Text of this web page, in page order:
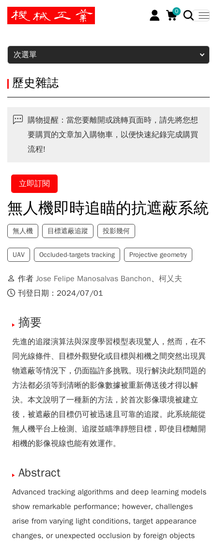
0
暫停
次選單
歷史雜誌
購物提醒：當您要離開或跳轉頁面時，請先將您想
要購買的文章加入購物車，以便快速紀錄完成購買
流程!
立即訂閱
無人機即時追瞄的抗遮蔽系統
無人機 目標遮蔽追蹤 投影幾何
UAV Occluded-targets tracking Projective geometry
作者 Jose Felipe Manosalvas Banchon、 柯乂夫
刊登日期：2024/07/01
摘要
先進的追蹤演算法與深度學習模型表現驚人，然而，在不
同光線條件、目標外觀變化或目標與相機之間突然出現異
物遮蔽等情況下，仍面臨許多挑戰。現行解決此類問題的
方法都必須等到清晰的影像數據被重新傳送後才得以解
決。本文說明了一種新的方法，於首次影像環境被建立
後，被遮蔽的目標仍可被迅速且可靠的追蹤。此系統能從
無人機平台上檢測、追蹤並瞄準靜態目標，即使目標離開
相機的影像視線也能有效運作。
Abstract
Advanced tracking algorithms and deep learning models
show remarkable performance; however, challenges
arise from varying light conditions, target appearance
changes, or unexpected occlusion by foreign objects